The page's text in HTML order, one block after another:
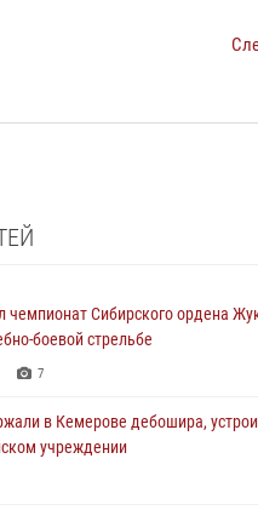
чемпионат Сибирского ордена
боевой стрельбе
7
в Кемерове дебошира,
учреждении